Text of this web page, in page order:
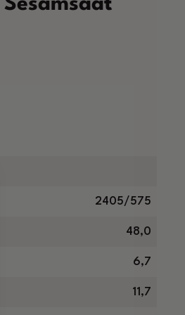
2405/575
48,0
6,7
11,7